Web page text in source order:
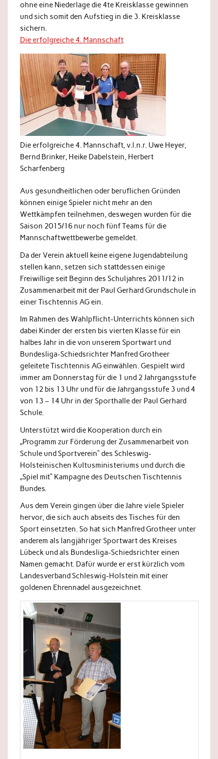
ohne eine Niederlage die 4te Kreisklasse gewinnen
und sich somit den Aufstieg in die 3. Kreisklasse
sichern.
Die erfolgreiche 4. Mannschaft
Die erfolgreiche 4. Mannschaft, v.l.n.r. Uwe Heyer,
Bernd Brinker, Heike Dabelstein, Herbert
Scharfenberg
Aus gesundheitlichen oder beruflichen Gründen
können einige Spieler nicht mehr an den
Wettkämpfen teilnehmen, deswegen wurden für die
Saison 2015/16 nur noch fünf Teams für die
Mannschaftwettbewerbe gemeldet.
Da der Verein aktuell keine eigene Jugendabteilung
stellen kann, setzen sich stattdessen einige
Freiwillige seit Beginn des Schuljahres 2011/12 in
Zusammenarbeit mit der Paul Gerhard Grundschule in
einer Tischtennis AG ein.
Im Rahmen des Wahlpflicht-Unterrichts können sich
dabei Kinder der ersten bis vierten Klasse für ein
halbes Jahr in die von unserem Sportwart und
Bundesliga-Schiedsrichter Manfred Grotheer
geleitete Tischtennis AG einwählen. Gespielt wird
immer am Donnerstag für die 1 und 2 Jahrgangsstufe
von 12 bis 13 Uhr und für die Jahrgangsstufe 3 und 4
von 13 – 14 Uhr in der Sporthalle der Paul Gerhard
Schule.
Unterstützt wird die Kooperation durch ein
„Programm zur Förderung der Zusammenarbeit von
Schule und Sportverein“ des Schleswig-
Holsteinischen Kultusministeriums und durch die
„Spiel mit“ Kampagne des Deutschen Tischtennis
Bundes.
Aus dem Verein gingen über die Jahre viele Spieler
hervor, die sich auch abseits des Tisches für den
Sport einsetzten. So hat sich Manfred Grotheer unter
anderem als langjähriger Sportwart des Kreises
Lübeck und als Bundesliga-Schiedsrichter einen
Namen gemacht. Dafür wurde er erst kürzlich vom
Landesverband Schleswig-Holstein mit einer
goldenen Ehrennadel ausgezeichnet.